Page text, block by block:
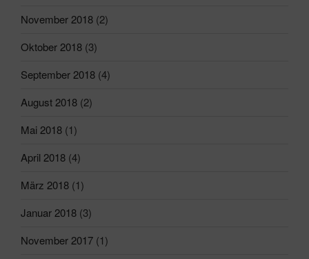
November 2018 (2)
Oktober 2018 (3)
September 2018 (4)
August 2018 (2)
Mai 2018 (1)
April 2018 (4)
März 2018 (1)
Januar 2018 (3)
November 2017 (1)